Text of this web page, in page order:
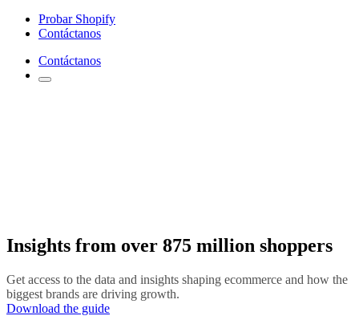
Probar Shopify
Contáctanos
Contáctanos
Insights from over 875 million shoppers
Get access to the data and insights shaping ecommerce and how the
biggest brands are driving growth.
Download the guide